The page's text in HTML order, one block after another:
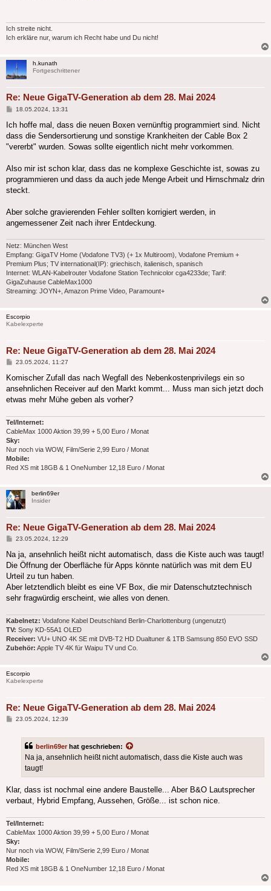
Ich streite nicht.
Ich erkläre nur, warum ich Recht habe und Du nicht!
h.kunath
Fortgeschrittener
Re: Neue GigaTV-Generation ab dem 28. Mai 2024
Beitrag
18.05.2024, 13:31
Ich hoffe mal, dass die neuen Boxen vernünftig programmiert sind. Nicht
dass die Sendersortierung und sonstige Krankheiten der Cable Box 2
"vererbt" wurden. Sowas sollte eigentlich nicht mehr vorkommen.
Also mir ist schon klar, dass das ne komplexe Geschichte ist, sowas zu
programmieren und dass da auch jede Menge Arbeit und Hirnschmalz drin
steckt.
Aber solche gravierenden Fehler sollten korrigiert werden, in
angemessener Zeit nach ihrer Entdeckung.
Netz: München West
Empfang: GigaTV Home (Vodafone TV3) (+ 1x Multiroom), Vodafone Premium +
Premium Plus; TV international(IP): griechisch, italienisch, spanisch
Internet: WLAN-Kabelrouter Vodafone Station Technicolor cga4233de; Tarif:
GigaZuhause CableMax1000
Streaming: JOYN+, Amazon Prime Video, Paramount+
Escorpio
Kabelexperte
Re: Neue GigaTV-Generation ab dem 28. Mai 2024
Beitrag
23.05.2024, 11:27
Komischer Zufall das nach Wegfall des Nebenkostenprivilegs ein so
ansehnlichen Receiver auf den Markt kommt... Muss man sich jetzt doch
etwas mehr Mühe geben als vorher?
Tel/Internet:
CableMax 1000 Aktion 39,99 + 5,00 Euro / Monat
Sky:
Nur noch via WOW, Film/Serie 2,99 Euro / Monat
Mobile:
Red XS mit 18GB & 1 OneNumber 12,18 Euro / Monat
berlin69er
Insider
Re: Neue GigaTV-Generation ab dem 28. Mai 2024
Beitrag
23.05.2024, 12:29
Na ja, ansehnlich heißt nicht automatisch, dass die Kiste auch was taugt!
Die Öffnung der Oberfläche für Apps könnte natürlich was mit dem EU
Urteil zu tun haben.
Aber letztendlich bleibt es eine VF Box, die mir Datenschutztechnisch
sehr fragwürdig erscheint, wie alles von denen.
Kabelnetz: Vodafone Kabel Deutschland Berlin-Charlottenburg (ungenutzt)
TV: Sony KD-55A1 OLED
Receiver: VU+ UNO 4K SE mit DVB-T2 HD Dualtuner & 1TB Samsung 850 EVO SSD
Zubehör: Apple TV 4K für Waipu TV und Co.
Escorpio
Kabelexperte
Re: Neue GigaTV-Generation ab dem 28. Mai 2024
Beitrag
23.05.2024, 12:39
berlin69er hat geschrieben:
Na ja, ansehnlich heißt nicht automatisch, dass die Kiste auch was
taugt!
Klar, dass ist nochmal eine andere Baustelle... Aber B&O Lautsprecher
verbaut, Hybrid Empfang, Aussehen, Größe... ist schon nice.
Tel/Internet:
CableMax 1000 Aktion 39,99 + 5,00 Euro / Monat
Sky:
Nur noch via WOW, Film/Serie 2,99 Euro / Monat
Mobile:
Red XS mit 18GB & 1 OneNumber 12,18 Euro / Monat